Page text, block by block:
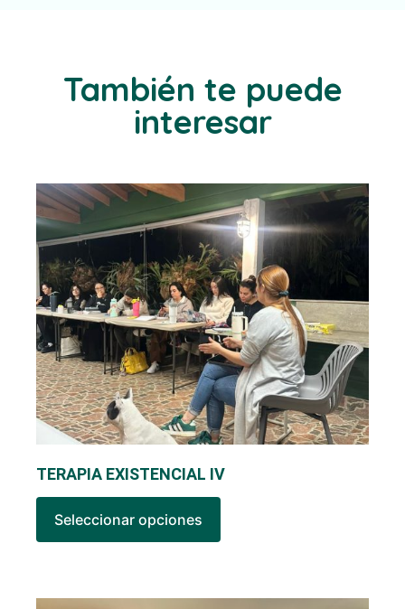
También te puede
interesar
TERAPIA EXISTENCIAL IV
Seleccionar opciones